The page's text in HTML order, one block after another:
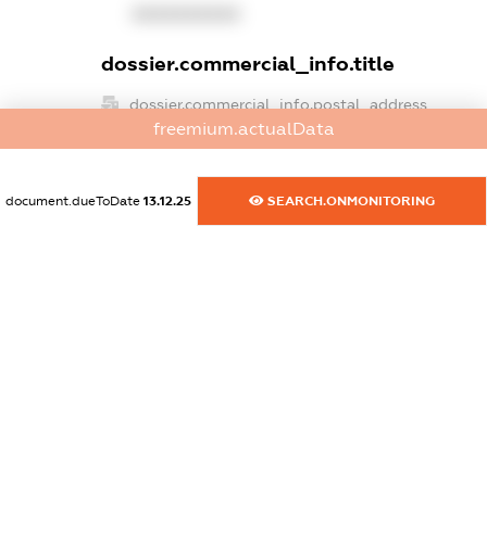
dossier.commercial_info.title
dossier.commercial_info.postal_address
XXXXXXXXXX
dossier.commercial_info.phone
XXXXXXXXXX
freemium.actualData
document.dueToDate 13.12.25 SEARCH.ONMONITORING